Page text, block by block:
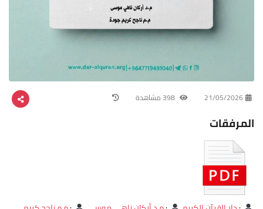
21/05/2026
المرفقات